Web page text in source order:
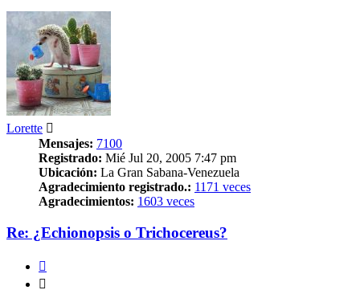
Lorette
Mensajes: 7100
Registrado: Mié Jul 20, 2005 7:47 pm
Ubicación: La Gran Sabana-Venezuela
Agradecimiento registrado.: 1171 veces
Agradecimientos: 1603 veces
Re: ¿Echionopsis o Trichocereus?